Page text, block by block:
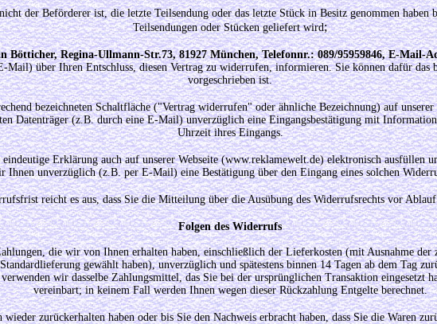
der Beförderer ist, die letzte Teilsendung oder das letzte Stück in Besitz genommen haben
Teilsendungen oder Stücken geliefert wird;
Bötticher, Regina-Ullmann-Str.73, 81927 München, Telefonnr.: 089/95959846, E-Mail-
über Ihren Entschluss, diesen Vertrag zu widerrufen, informieren. Sie können dafür
vorgeschrieben ist.
bezeichneten Schaltfläche ("Vertrag widerrufen" oder ähnliche Bezeichnung) auf unserer
Datenträger (z.B. durch eine E-Mail) unverzüglich eine Eingangsbestätigung mit
Uhrzeit ihres Eingangs.
Erklärung auch auf unserer Webseite (www.reklamewelt.de) elektronisch ausfüllen
Ihnen unverzüglich (z.B. per E-Mail) eine Bestätigung über den Eingang eines solchen
reicht es aus, dass Sie die Mitteilung über die Ausübung des Widerrufsrechts vor
Folgen des Widerrufs
die wir von Ihnen erhalten haben, einschließlich der Lieferkosten (mit Ausnahme der
gewählt haben), unverzüglich und spätestens binnen 14Tagenab dem Tag
wir dasselbe Zahlungsmittel, das Sie bei der ursprünglichen Transaktion eingesetzt
vereinbart; in keinem Fall werden Ihnen wegen dieser Rückzahlung Entgelte berechnet.
zurückerhalten haben oder bis Sie den Nachweis erbracht haben, dass Sie die Waren